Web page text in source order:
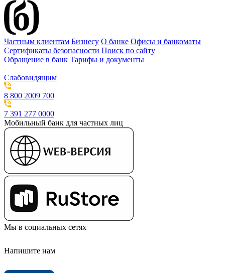
Частным клиентам Бизнесу О банке Офисы и банкоматы
Сертификаты безопасности Поиск по сайту
Обращение в банк Тарифы и документы
Слабовидящим
8 800 2009 700
7 391 277 0000
Мобильный банк для частных лиц
Мы в социальных сетях
Напишите нам